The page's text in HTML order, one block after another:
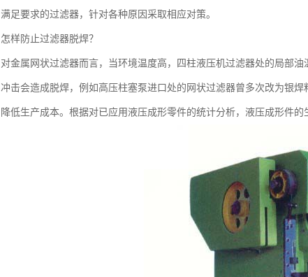
满足要求的过滤器，针对各种原因采取相应对策。
怎样防止过滤器脱焊？
对金属网状过滤器而言，当环境温度高，四柱液压机过滤器处的局部
冲击会造成脱焊，例如高压柱塞泵进口处的网状过滤器曾多次改为银焊
降低生产成本。根据对已应用液压成形零件的统计分析，液压成形件的